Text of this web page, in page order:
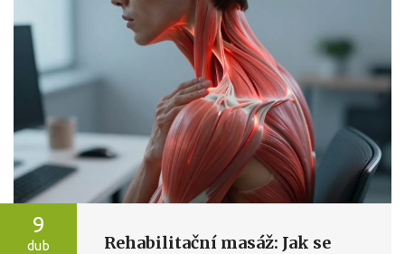
9
dub
Rehabilitační masáž: Jak se